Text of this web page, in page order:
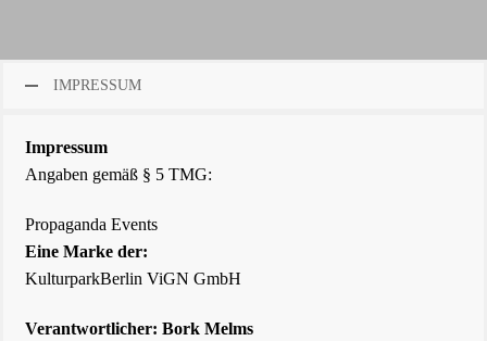
IMPRESSUM
Impressum
Angaben gemäß § 5 TMG:
Propaganda Events
Eine Marke der:
KulturparkBerlin ViGN GmbH
Verantwortlicher: Bork Melms